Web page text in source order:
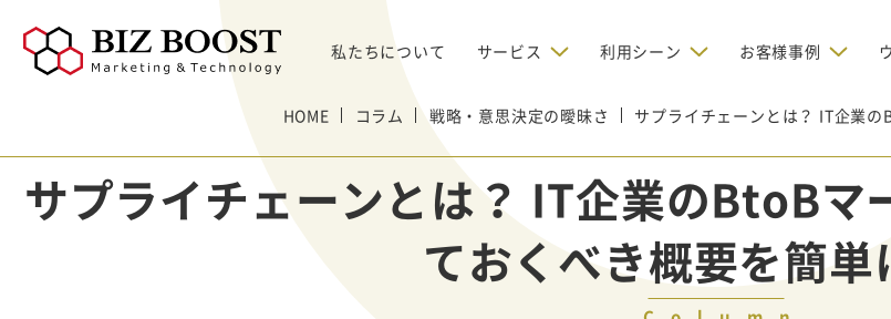
私たちについて サービス
デジタルマーケティング
コンサルティングサ
ービス
BtoBマーケティ
リード獲得
BtoB Webサイト
制作
デジタルリクルーティング
OMリクルーティン
利用シーン
Webからの問い合わせを増やしたい
セミナー/ウェビナーの集客を増や
したい
BtoBのテレマーケティングで成果を
出したい
BtoBのリスティング広告で成果を上
BtoBのイン
新規開拓の
採用コスト
向け）
営業が疲弊
お客様事例
デジタルマーケティング
ウェビナー支援
イベントマーケティング
トレーラーハウスの認知度向上と文
化形成を目指して効果的なメールマ
ガジン配信の仕組みをMAで構築
営業の成果を最
ルマーケティン
ルな事例に学ぶ
プロダクト & SaaS
戦略・マネジメント
デジタル施策 & チャネル
HOME コラム 戦略・意思決定の曖昧さ サプライチェーンとは？ IT企業
サプライチェーンとは？ IT企業のBtoBマ
ておくべき概要を簡単